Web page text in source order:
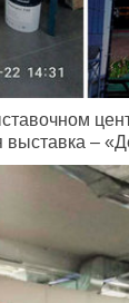
–